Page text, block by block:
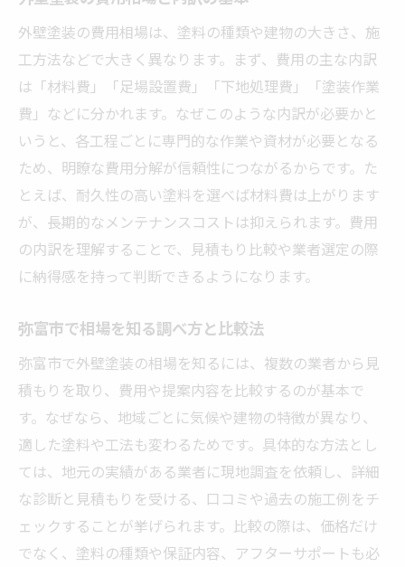
外壁塗装の費用相場は、塗料の種類や建物の大きさ、施
工方法などで大きく異なります。まず、費用の主な内訳
は「材料費」「足場設置費」「下地処理費」「塗装作業
費」などに分かれます。なぜこのような内訳が必要かと
いうと、各工程ごとに専門的な作業や資材が必要となる
ため、明瞭な費用分解が信頼性につながるからです。た
とえば、耐久性の高い塗料を選べば材料費は上がります
が、長期的なメンテナンスコストは抑えられます。費用
の内訳を理解することで、見積もり比較や業者選定の際
に納得感を持って判断できるようになります。
弥富市で相場を知る調べ方と比較法
弥富市で外壁塗装の相場を知るには、複数の業者から見
積もりを取り、費用や提案内容を比較するのが基本で
す。なぜなら、地域ごとに気候や建物の特徴が異なり、
適した塗料や工法も変わるためです。具体的な方法とし
ては、地元の実績がある業者に現地調査を依頼し、詳細
な診断と見積もりを受ける、口コミや過去の施工例をチ
ェックすることが挙げられます。比較の際は、価格だけ
でなく、塗料の種類や保証内容、アフターサポートも必